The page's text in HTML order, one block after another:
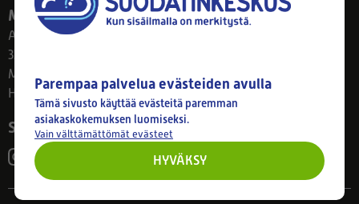
Myymälä
Ahlmanintie 61
33800 Tampere
Ma–Pe 8–17
Huom! Myymälän poikkeusaukiolot: 27.7.-21.8. klo 8-16
Seuraa meitä
Parempaa palvelua evästeiden avulla
Tämä sivusto käyttää evästeitä paremman
asiakaskokemuksen luomiseksi.
Vain välttämättömät evästeet
HYVÄKSY